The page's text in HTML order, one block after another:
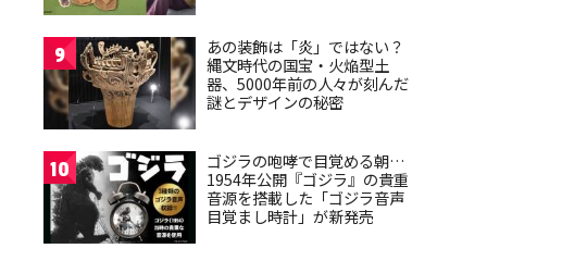
9
あの装飾は「炎」ではない？
縄文時代の国宝・火焔型土
器、5000年前の人々が刻んだ
謎とデザインの秘密
10
ゴジラの咆哮で目覚める朝…
1954年公開『ゴジラ』の貴重
音源を搭載した「ゴジラ音声
目覚まし時計」が新発売